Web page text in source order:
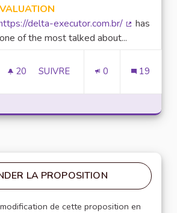
delta-executor.com.br/
has
of the most talked about...
20 20 ABONNÉS
SUIVRE 0 19
LA PROPOSITION
de cette proposition en